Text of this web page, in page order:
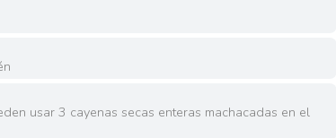
usar 3 cayenas secas enteras machacadas en el